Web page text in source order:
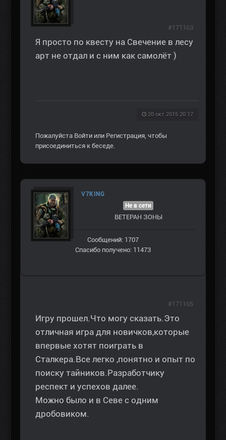
Я просто по квесту на Свечение в лесу
арт не отдал и с ним как самолёт )
20 окт 2015 20:17
#171163
Пожалуйста Войти или Регистрация, чтобы
присоединиться к беседе.
V7KING
Не в сети
ВЕТЕРАН ЗOНЫ
Сообщений: 1707
Спасибо получено: 11473
Игру прошел.Что могу сказать.Это
отличная игра для новичков,которые
впервые хотят поиграть в
Сталкера.Все легко ,понятно и опыт по
поиску тайников.Разработчику
респект и успехов далее.
Можно было и в Севе с одним
дробовиком.
#171165